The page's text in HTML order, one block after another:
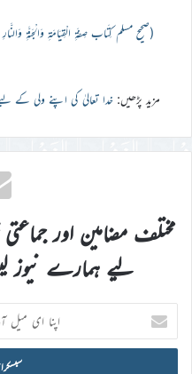
(صحیح مسلم كِتَاب صِفَةِ الْقِيَامَةِ وَالْجَنَّةِ
مزید پڑھیں: خدا تعالیٰ کی اپنے ولی کے
مختلف مضامین اور
لیے ہمارے نیوز
اپنا
ای
میل